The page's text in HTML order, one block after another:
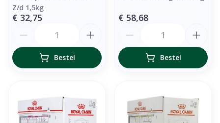
Z/d 1,5kg
€ 32,75
Bestel
€ 58,68
Bestel